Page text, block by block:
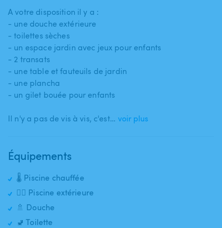
A votre disposition il y a :
- une douche extérieure
- toilettes sèches
- un espace jardin avec jeux pour enfants
- 2 transats
- une table et fauteuils de jardin
- une plancha
- un gilet bouée pour enfants
Il n'y a pas de vis à vis​,​ c'est… voir plus
Équipements
🌡️ Piscine chauffée
🏊‍♂️ Piscine extérieure
🚿 Douche
🚽 Toilette